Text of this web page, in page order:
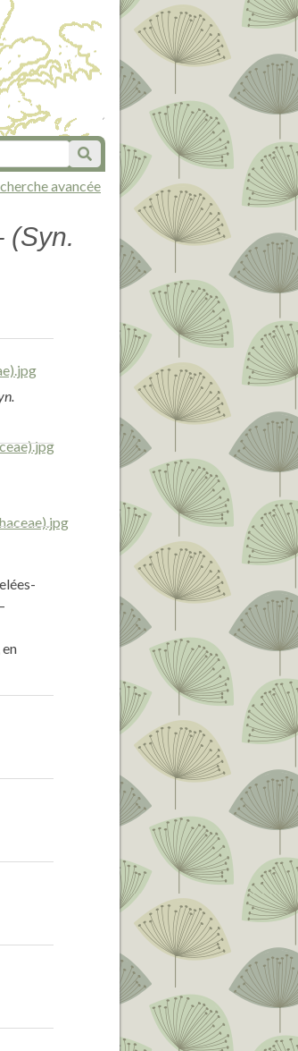
avancée
(Syn.